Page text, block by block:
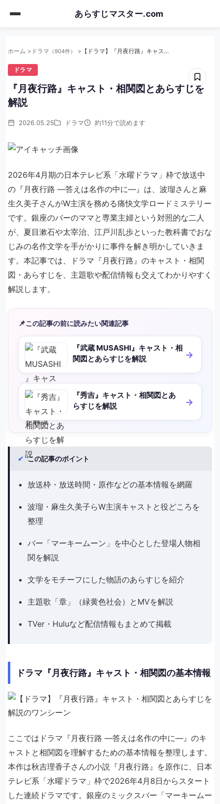
content
あらすじマスター.com
ホーム ドラマ （904件） 【ドラマ】『月夜行路』キャスト・相関図とあらすじを解説
ドラマ
『月夜行路』キャスト・相関図とあらすじを
解説
2026.05.25 ドラマ 約11分で読めます
2026年4月期の日本テレビ系「水曜ドラマ」枠で放送中
の『月夜行路 ―答えは名作の中に―』は、波瑠さんと麻
生久美子さんがW主演を務める痛快文学ロードミステリー
です。銀座のバーのママと専業主婦という対照的な二人
が、夏目漱石や太宰治、江戸川乱歩といった教科書でおな
じみの名作文学を手がかりに事件を解き明かしていきま
す。本記事では、ドラマ『月夜行路』のキャスト・相関
図・あらすじを、主題歌や配信情報も交えてわかりやすく
解説します。
📌この記事の前に読みたい関連記事
『武蔵 MUSASHI』キャスト・相
関図とあらすじを解説
『秀吉』キャスト・相関図とあ
らすじを解説
✔ この記事のポイント
放送枠・放送時間・原作などの基本情報を網羅
波瑠・麻生久美子らW主演キャストと役どころを
整理
バー「マーキームーン」を中心とした登場人物相
関を解説
文学をモチーフにした物語のあらすじを紹介
主題歌「章」（緑黄色社会）とMVを解説
TVer・Huluなど配信情報もまとめて掲載
ドラマ『月夜行路』キャスト・相関図の基本情報
ここではドラマ『月夜行路 ―答えは名作の中に―』のキ
ャストと相関図を理解するための基本情報を整理します。
本作は秋吉理香子さんの小説『月夜行路』を原作に、日本
テレビ系「水曜ドラマ」枠で2026年4月8日からスタート
した連続ドラマです。銀座のミックスバー「マーキームー